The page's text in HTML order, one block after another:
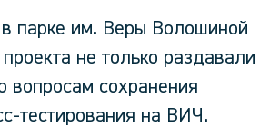
в парке им. Веры Волошиной
не только раздавали
вопросам сохранения
тестирования на ВИЧ.